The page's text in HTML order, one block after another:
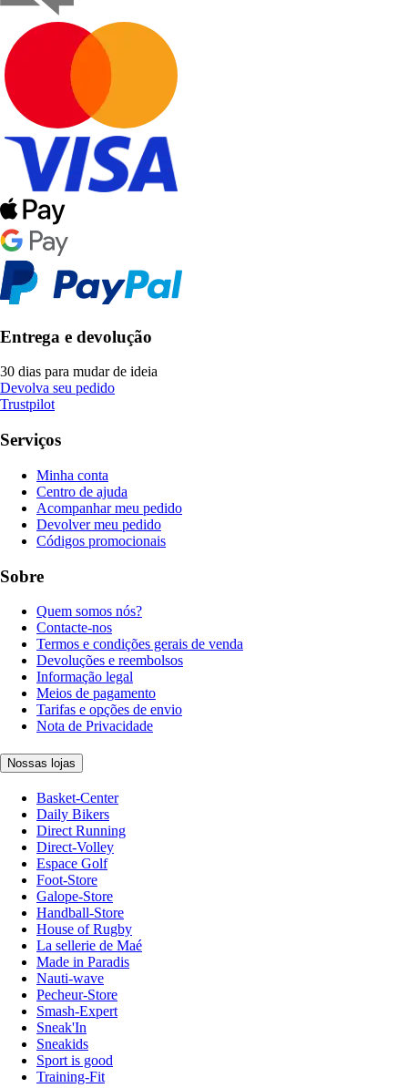
Entrega e devolução
30 dias para mudar de ideia
Devolva seu pedido
Trustpilot
Serviços
Minha conta
Centro de ajuda
Acompanhar meu pedido
Devolver meu pedido
Códigos promocionais
Sobre
Quem somos nós?
Contacte-nos
Termos e condições gerais de venda
Devoluções e reembolsos
Informação legal
Meios de pagamento
Tarifas e opções de envio
Nota de Privacidade
Nossas lojas
Basket-Center
Daily Bikers
Direct Running
Direct-Volley
Espace Golf
Foot-Store
Galope-Store
Handball-Store
House of Rugby
La sellerie de Maé
Made in Paradis
Nauti-wave
Pecheur-Store
Smash-Expert
Sneak'In
Sneakids
Sport is good
Training-Fit